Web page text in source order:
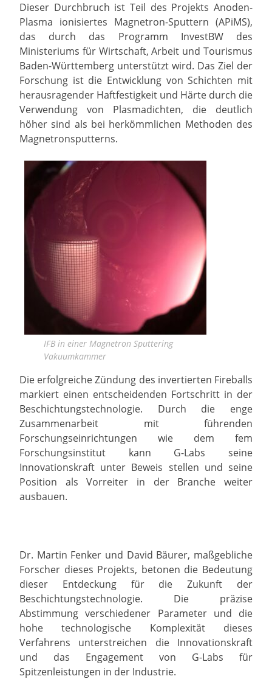
Dieser Durchbruch ist Teil des Projekts Anoden-
Plasma ionisiertes Magnetron-Sputtern (APiMS),
das durch das Programm InvestBW des
Ministeriums für Wirtschaft, Arbeit und Tourismus
Baden-Württemberg unterstützt wird. Das Ziel der
Forschung ist die Entwicklung von Schichten mit
herausragender Haftfestigkeit und Härte durch die
Verwendung von Plasmadichten, die deutlich
höher sind als bei herkömmlichen Methoden des
Magnetronsputterns.
IFB in einer Magnetron Sputtering
Vakuumkammer
Die erfolgreiche Zündung des invertierten Fireballs
markiert einen entscheidenden Fortschritt in der
Beschichtungstechnologie. Durch die enge
Zusammenarbeit mit führenden
Forschungseinrichtungen wie dem fem
Forschungsinstitut kann G-Labs seine
Innovationskraft unter Beweis stellen und seine
Position als Vorreiter in der Branche weiter
ausbauen.
Dr. Martin Fenker und David Bäurer, maßgebliche
Forscher dieses Projekts, betonen die Bedeutung
dieser Entdeckung für die Zukunft der
Beschichtungstechnologie. Die präzise
Abstimmung verschiedener Parameter und die
hohe technologische Komplexität dieses
Verfahrens unterstreichen die Innovationskraft
und das Engagement von G-Labs für
Spitzenleistungen in der Industrie.